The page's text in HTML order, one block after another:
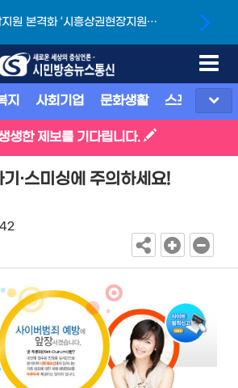
원 본격화 ‘시흥상권현장지원단’
지 사회기업 문화생활 스포츠 지
생한 제보를 기다립니다.
·스미싱에 주의하세요!